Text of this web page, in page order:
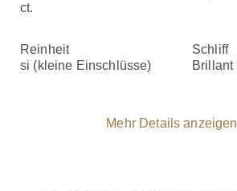
ct.
Reinheit
si (kleine Einschlüsse)
Schliff
Brillant
Mehr Details anzeigen